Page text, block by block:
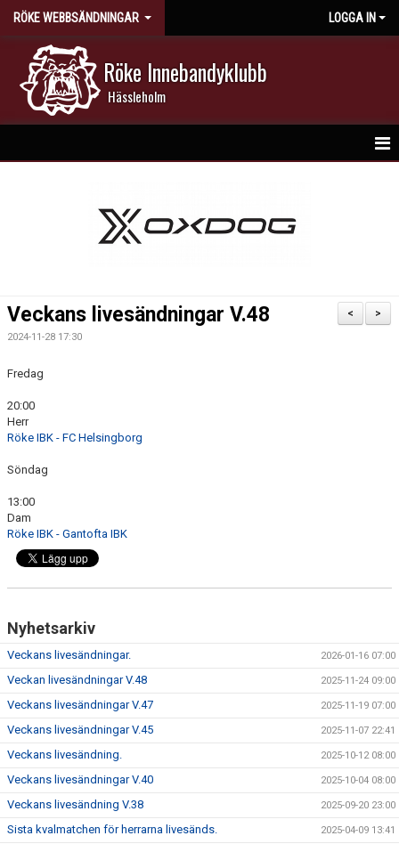
RÖKE WEBBSÄNDNINGAR LOGGA IN
Röke Innebandyklubb
Hässleholm
KONTAKT
>
<
Veckans livesändningar V.48
2024-11-28 17:30
Fredag
20:00
Herr
Röke IBK - FC Helsingborg
Söndag
13:00
Dam
Röke IBK - Gantofta IBK
Nyhetsarkiv
Veckans livesändningar. 2026-01-16 07:00
Veckan livesändningar V.48 2025-11-24 09:00
Veckans livesändningar V.47 2025-11-19 07:00
Veckans livesändningar V.45 2025-11-07 22:41
Veckans livesändning. 2025-10-12 08:00
Veckans livesändningar V.40 2025-10-04 08:00
Veckans livesändning V.38 2025-09-20 23:00
Sista kvalmatchen för herrarna livesänds. 2025-04-09 13:41